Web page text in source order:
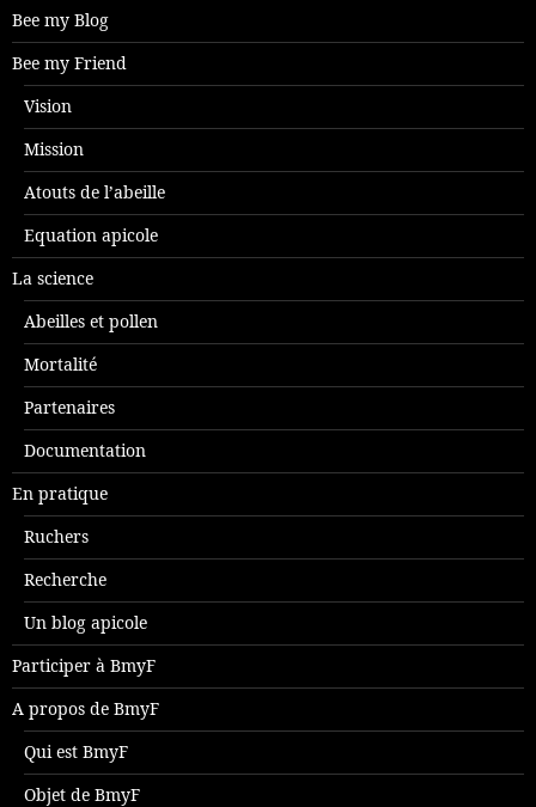
Bee my Blog
Bee my Friend
Vision
Mission
Atouts de l’abeille
Equation apicole
La science
Abeilles et pollen
Mortalité
Partenaires
Documentation
En pratique
Ruchers
Recherche
Un blog apicole
Participer à BmyF
A propos de BmyF
Qui est BmyF
Objet de BmyF